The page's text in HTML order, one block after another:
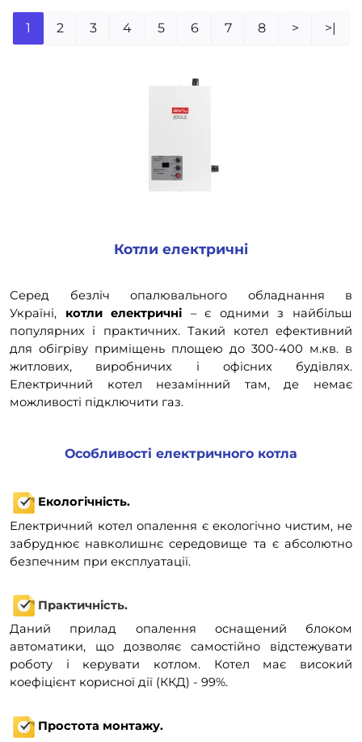
1 2 3 4 5 6 7 8 > >|
Котли електричні
Серед безліч опалювального обладнання в
Україні, котли електричні – є одними з найбільш
популярних і практичних. Такий котел ефективний
для обігріву приміщень площею до 300-400 м.кв. в
житлових, виробничих і офісних будівлях.
Електричний котел незамінний там, де немає
можливості підключити газ.
Особливості електричного котла
Екологічність.
Електричний котел опалення є екологічно чистим, не
забруднює навколишнє середовище та є абсолютно
безпечним при експлуатації.
Практичність.
Даний прилад опалення оснащений блоком
автоматики, що дозволяє самостійно відстежувати
роботу і керувати котлом. Котел має високий
коефіцієнт корисної дії (ККД) - 99%.
Простота монтажу.